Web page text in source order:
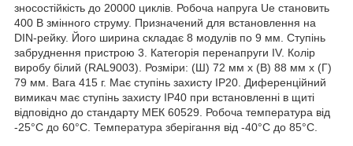
зносостійкість до 20000 циклів. Робоча напруга Ue становить
400 В змінного струму. Призначений для встановлення на
DIN-рейку. Його ширина складає 8 модулів по 9 мм. Ступінь
забруднення пристрою 3. Категорія перенапруги IV. Колір
виробу білий (RAL9003). Розміри: (Ш) 72 мм x (В) 88 мм x (Г)
79 мм. Вага 415 г. Має ступінь захисту IP20. Диференційний
вимикач має ступінь захисту IP40 при встановленні в щиті
відповідно до стандарту МЕК 60529. Робоча температура від
-25°C до 60°C. Температура зберігання від -40°С до 85°С.